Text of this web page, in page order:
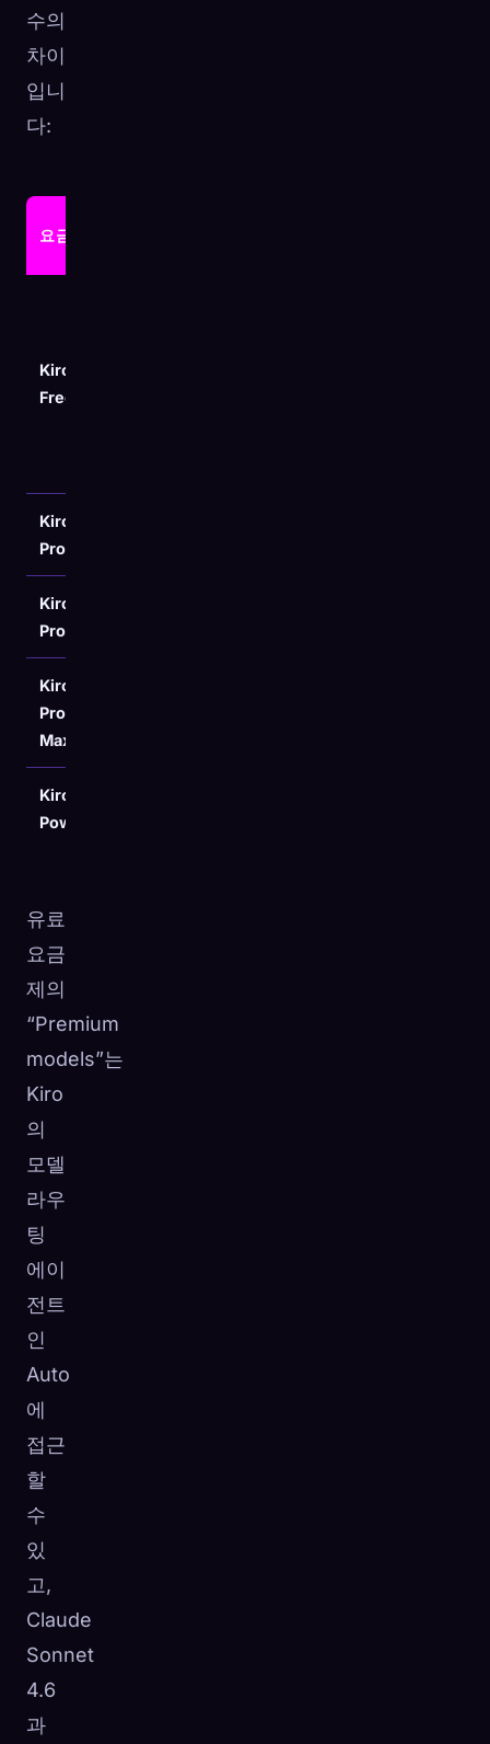
수의
차이
입니
다:
요금제
Kiro
Free
Kiro
Pro
Kiro
Pro+
Kiro
Pro
Max
Kiro
Power
유료
요금
제의
“Premium
models”는
Kiro
의
모델
라우
팅
에이
전트
인
Auto
에
접근
할
수
있
고,
Claude
Sonnet
4.6
과